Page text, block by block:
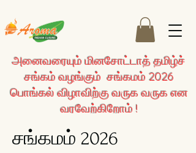
அனைவரையும் மினசோட்டாத் தமிழ்ச்
சங்கம் வழங்கும் சங்கமம் 2026
பொங்கல் விழாவிற்கு வருக வருக என
வரவேற்கிறோம் !
சங்கமம் 2026